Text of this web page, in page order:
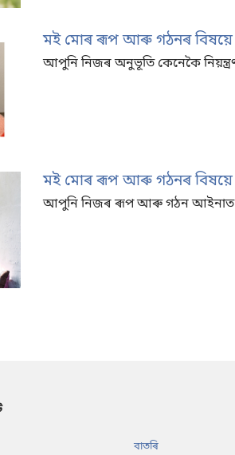
মই মোৰ ৰূপ আৰু গঠনৰ বিষয়ে
আপুনি নিজৰ অনুভূতি কেনেকৈ
মই মোৰ ৰূপ আৰু গঠনৰ বিষয়ে
আপুনি নিজৰ ৰূপ আৰু গঠন আইনাত
বাতৰি